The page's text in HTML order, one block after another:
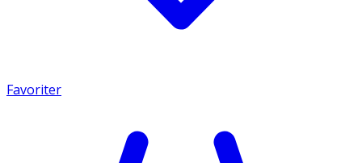
Favoriter